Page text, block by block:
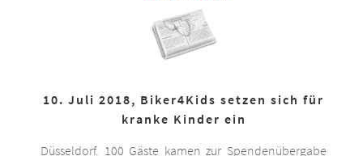
10. Juli 2018, Biker4Kids setzen sich für
kranke Kinder ein
Düsseldorf. 100 Gäste kamen zur Spendenübergabe